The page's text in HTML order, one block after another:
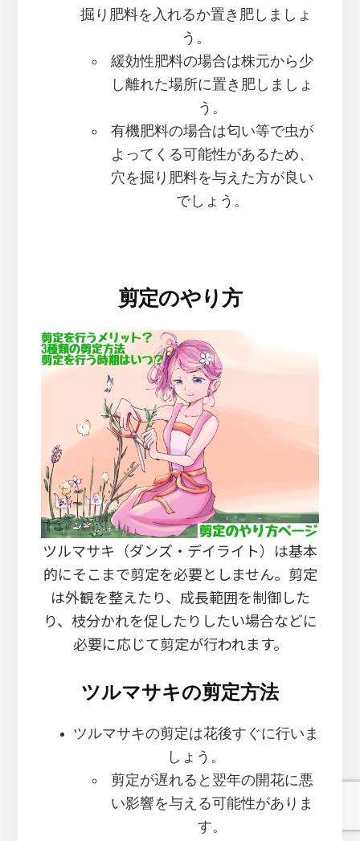
掘り肥料を入れるか置き肥しましょ
う。
緩効性肥料の場合は株元から少
し離れた場所に置き肥しましょ
う。
有機肥料の場合は匂い等で虫が
よってくる可能性があるため、
穴を掘り肥料を与えた方が良い
でしょう。
剪定のやり方
ツルマサキ（ダンズ・デイライト）は基本
的にそこまで剪定を必要としません。剪定
は外観を整えたり、成長範囲を制御した
り、枝分かれを促したりしたい場合などに
必要に応じて剪定が行われます。
ツルマサキの剪定方法
ツルマサキの剪定は花後すぐに行いま
しょう。
剪定が遅れると翌年の開花に悪
い影響を与える可能性がありま
す。